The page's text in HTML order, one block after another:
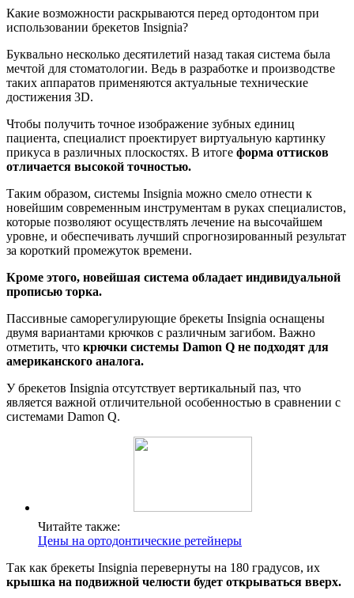
Какие возможности раскрываются перед ортодонтом при
использовании брекетов Insignia?
Буквально несколько десятилетий назад такая система была
мечтой для стоматологии. Ведь в разработке и производстве
таких аппаратов применяются актуальные технические
достижения 3D.
Чтобы получить точное изображение зубных единиц
пациента, специалист проектирует виртуальную картинку
прикуса в различных плоскостях. В итоге форма оттисков
отличается высокой точностью.
Таким образом, системы Insignia можно смело отнести к
новейшим современным инструментам в руках специалистов,
которые позволяют осуществлять лечение на высочайшем
уровне, и обеспечивать лучший спрогнозированный результат
за короткий промежуток времени.
Кроме этого, новейшая система обладает индивидуальной
прописью торка.
Пассивные саморегулирующие брекеты Insignia оснащены
двумя вариантами крючков с различным загибом. Важно
отметить, что крючки системы Damon Q не подходят для
американского аналога.
У брекетов Insignia отсутствует вертикальный паз, что
является важной отличительной особенностью в сравнении с
системами Damon Q.
Читайте также:
Цены на ортодонтические ретейнеры
Так как брекеты Insignia перевернуты на 180 градусов, их
крышка на подвижной челюсти будет открываться вверх.